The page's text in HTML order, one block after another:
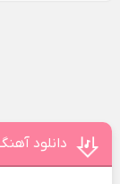
دانلود